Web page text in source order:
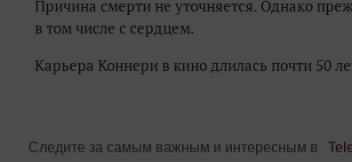
Причина смерти не уточняется. Однако
в том числе с сердцем.
Карьера Коннери в кино длилась почти 50
Следите за самым важным и интересным в